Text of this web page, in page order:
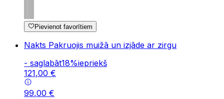
Pievienot favorītiem
Nakts Pakruojis muižā un izjāde ar zirgu
- saglabāt18%iepriekš
121,00 €
99,00 €